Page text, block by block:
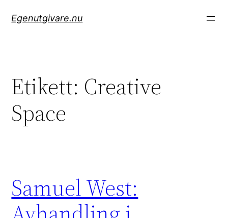
Egenutgivare.nu
Etikett: Creative
Space
Samuel West: